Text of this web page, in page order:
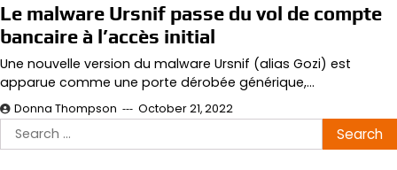
Le malware Ursnif passe du vol de compte
bancaire à l’accès initial
Une nouvelle version du malware Ursnif (alias Gozi) est
apparue comme une porte dérobée générique,…
Donna Thompson October 21, 2022
Search
for: